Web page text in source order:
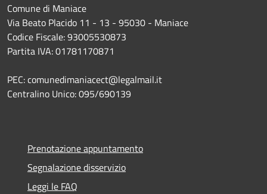
Comune di Maniace
Via Beato Placido 11 - 13 - 95030 - Maniace
Codice Fiscale: 93005530873
Partita IVA: 01781170871
PEC: comunedimaniacect@legalmail.it
Centralino Unico: 095/690139
Prenotazione appuntamento
Segnalazione disservizio
Leggi le FAQ